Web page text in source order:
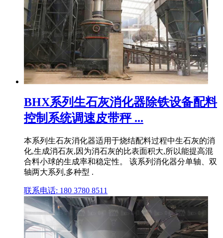
BHX系列生石灰消化器除铁设备配料
控制系统调速皮带秤 ...
本系列生石灰消化器适用于烧结配料过程中生石灰的消
化,生成消石灰,因为消石灰的比表面积大,所以能提高混
合料小球的生成率和稳定性。 该系列消化器分单轴、双
轴两大系列,多种型 .
联系电话: 180 3780 8511